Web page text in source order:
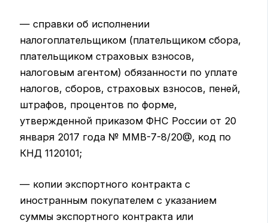
— справки об исполнении
налогоплательщиком (плательщиком сбора,
плательщиком страховых взносов,
налоговым агентом) обязанности по уплате
налогов, сборов, страховых взносов, пеней,
штрафов, процентов по форме,
утвержденной приказом ФНС России от 20
января 2017 года № ММВ-7-8/20@, код по
КНД 1120101;
— копии экспортного контракта с
иностранным покупателем с указанием
суммы экспортного контракта или